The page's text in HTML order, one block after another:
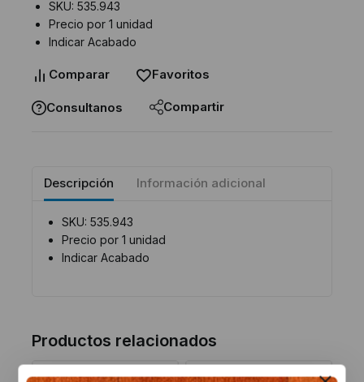
SKU: 535.943
Precio por 1 unidad
Indicar Acabado
Comparar Favoritos
Consultanos Compartir
Descripción Información adicional
SKU: 535.943
Precio por 1 unidad
Indicar Acabado
Productos relacionados